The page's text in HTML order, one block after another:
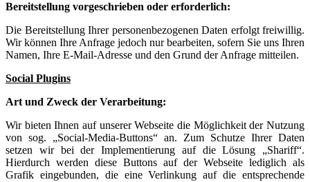
Bereitstellung vorgeschrieben oder erforderlich:
Die Bereitstellung Ihrer personenbezogenen Daten erfolgt freiwillig.
Wir können Ihre Anfrage jedoch nur bearbeiten, sofern Sie uns Ihren
Namen, Ihre E-Mail-Adresse und den Grund der Anfrage mitteilen.
Social Plugins
Art und Zweck der Verarbeitung:
Wir bieten Ihnen auf unserer Webseite die Möglichkeit der Nutzung
von sog. „Social-Media-Buttons“ an. Zum Schutze Ihrer Daten
setzen wir bei der Implementierung auf die Lösung „Shariff“.
Hierdurch werden diese Buttons auf der Webseite lediglich als
Grafik eingebunden, die eine Verlinkung auf die entsprechende